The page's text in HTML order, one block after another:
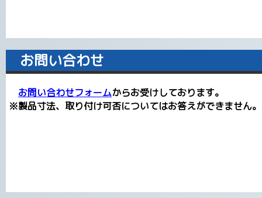
お問い合わせ
お問い合わせフォームからお受けしております。
※製品寸法、取り付け可否についてはお答えができません。